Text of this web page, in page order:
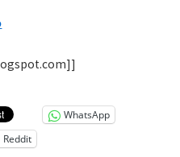
WhatsApp
Reddit